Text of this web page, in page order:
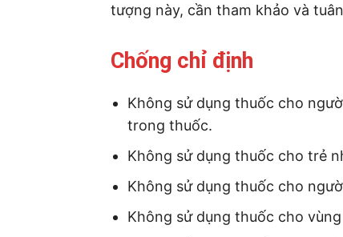
tượng này, cần tham khảo và
Chống chỉ định
Không sử dụng thuốc cho
trong thuốc.
Không sử dụng thuốc cho trẻ
Không sử dụng thuốc cho
Không sử dụng thuốc cho